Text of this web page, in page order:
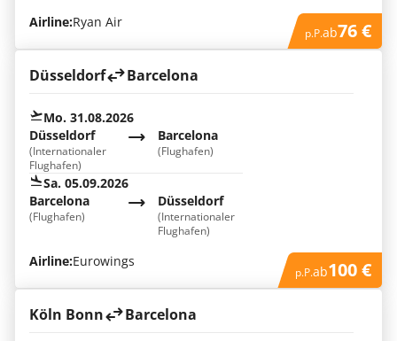
Airline:Ryan Air
p.P.ab76 €
Düsseldorf Barcelona
Mo. 31.08.2026
Düsseldorf
(Internationaler
Flughafen)
Barcelona
(Flughafen)
Sa. 05.09.2026
Düsseldorf
(Internationaler
Flughafen)
Barcelona
(Flughafen)
Airline:Eurowings
p.P.ab100 €
Köln Bonn Barcelona